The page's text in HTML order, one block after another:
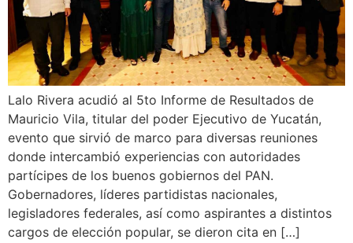
Lalo Rivera acudió al 5to Informe de Resultados de
Mauricio Vila, titular del poder Ejecutivo de Yucatán,
evento que sirvió de marco para diversas reuniones
donde intercambió experiencias con autoridades
partícipes de los buenos gobiernos del PAN.
Gobernadores, líderes partidistas nacionales,
legisladores federales, así como aspirantes a distintos
cargos de elección popular, se dieron cita en […]